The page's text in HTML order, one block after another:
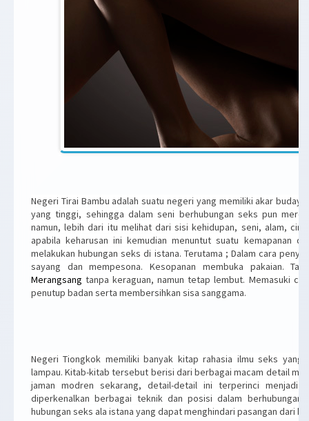
Negeri Tirai Bambu adalah suatu negeri yang memiliki akar
yang tinggi, sehingga dalam seni berhubungan seks pun
namun, lebih dari itu melihat dari sisi kehidupan, seni, alam,
apabila keharusan ini kemudian menuntut suatu kemapanan
melakukan hubungan seks di istana. Terutama ; Dalam cara
sayang dan mempesona. Kesopanan membuka pakaian.
Merangsang tanpa keraguan, namun tetap lembut. Memasuki
penutup badan serta membersihkan sisa sanggama.
Negeri Tiongkok memiliki banyak kitap rahasia ilmu seks yang
lampau. Kitab-kitab tersebut berisi dari berbagai macam detail
jaman modren sekarang, detail-detail ini terperinci menjadi
diperkenalkan berbagai teknik dan posisi dalam
hubungan seks ala istana yang dapat menghindari pasangan dari